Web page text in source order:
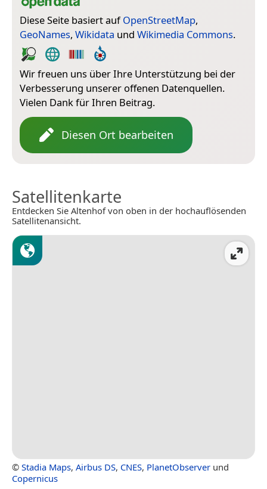
Diese Seite basiert aufOpenStreetMap,
GeoNames, Wikidata und Wikimedia Commons.
Wir freuen uns über Ihre Unterstützung bei der
Verbesserung unserer offenen Datenquellen.
Vielen Dank für Ihren Beitrag.
Diesen Ort bearbeiten
Satellitenkarte
Entdecken Sie Altenhof von oben in der hochauflösenden
Satellitenansicht.
© Stadia Maps, Airbus DS, CNES, PlanetObserver und
Copernicus